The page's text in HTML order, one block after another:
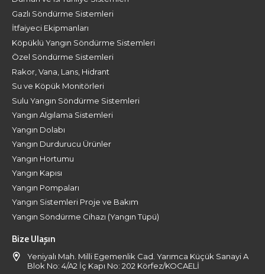
Gazlı Söndürme Sistemleri
İtfaiyeci Ekipmanları
Köpüklü Yangın Söndürme Sistemleri
Özel Söndürme Sistemleri
Rakor, Vana, Lans, Hidrant
Su ve Köpük Monitörleri
Sulu Yangın Söndürme Sistemleri
Yangın Algılama Sistemleri
Yangın Dolabı
Yangın Durdurucu Ürünler
Yangın Hortumu
Yangın Kapısı
Yangın Pompaları
Yangın Sistemleri Proje ve Bakım
Yangın Söndürme Cihazı (Yangın Tüpü)
Bize Ulaşın
Yeniyalı Mah. Milli Egemenlik Cad. Yarımca Küçük Sanayi A
Blok No: 4/A2 İç Kapı No: 202 Körfez/KOCAELİ